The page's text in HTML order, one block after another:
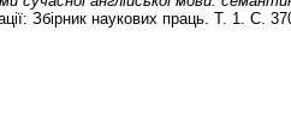
Збірник наукових праць. Т. 1. С.